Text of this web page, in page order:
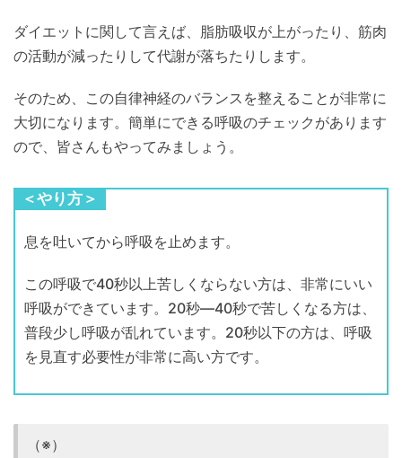
ダイエットに関して言えば、脂肪吸収が上がったり、筋肉
の活動が減ったりして代謝が落ちたりします。
そのため、この自律神経のバランスを整えることが非常に
大切になります。簡単にできる呼吸のチェックがあります
ので、皆さんもやってみましょう。
＜やり方＞
息を吐いてから呼吸を止めます。
この呼吸で40秒以上苦しくならない方は、非常にいい
呼吸ができています。20秒―40秒で苦しくなる方は、
普段少し呼吸が乱れています。20秒以下の方は、呼吸
を見直す必要性が非常に高い方です。
（※）